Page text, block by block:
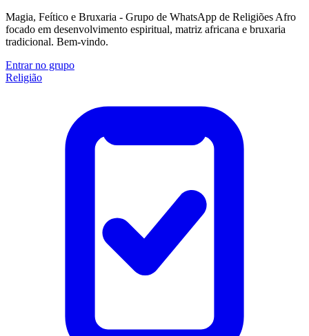
Magia, Feítico e Bruxaria - Grupo de WhatsApp de Religiões Afro
focado em desenvolvimento espiritual, matriz africana e bruxaria
tradicional. Bem-vindo.
Entrar no grupo
Religião